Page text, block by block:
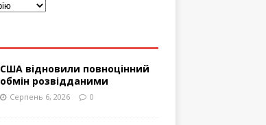
США відновили повноцінний
обмін розвідданими
Серпень 6, 2026 0